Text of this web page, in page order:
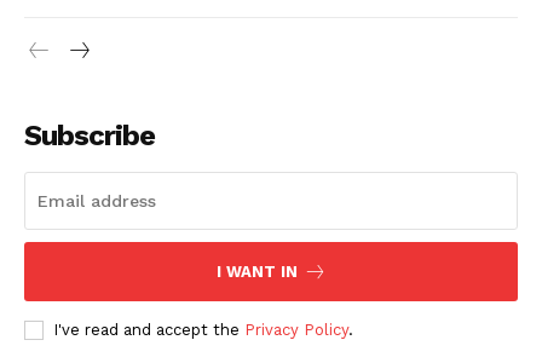
Subscribe
I WANT IN
I've read and accept the Privacy Policy.